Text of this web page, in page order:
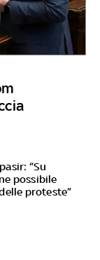
“Su
possibile
proteste”